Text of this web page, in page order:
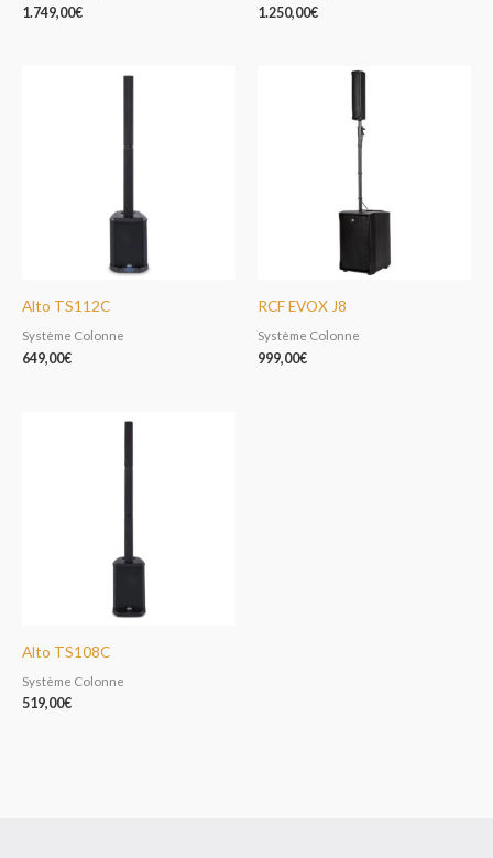
1.749,00€ 1.250,00€
Alto TS112C
Système Colonne
649,00€
RCF EVOX J8
Système Colonne
999,00€
Alto TS108C
Système Colonne
519,00€